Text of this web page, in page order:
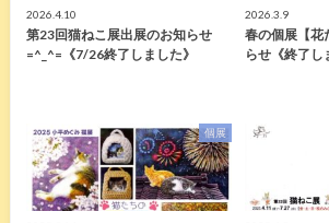
2026.4.10
第23回猫ねこ展出展のお知らせ
=^_^=《7/26終了しました》
2026.3.9
春の個展【花
らせ《終了し
個展